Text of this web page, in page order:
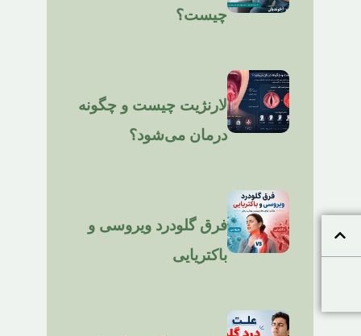
چیست؟
لارنژیت چیست و چگونه
درمان می‌شود؟
فرق گلودرد ویروسی و
باکتریایی